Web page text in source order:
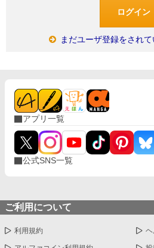
まだユーザ登録をされ
アプリ一覧
公式SNS一覧
ご利用について
利用規約